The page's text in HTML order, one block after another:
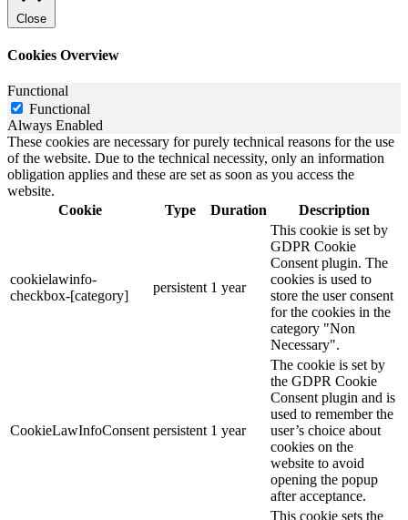
Close
Cookies Overview
Functional
Functional
Always Enabled
These cookies are necessary for purely technical reasons for the use
of the website. Due to the technical necessity, only an information
obligation applies and these are set as soon as you access the
website.
Cookie
Type Duration Description
cookielawinfo-
checkbox-[category]
persistent 1 year
This cookie is set by
GDPR Cookie
Consent plugin. The
cookies is used to
store the user consent
for the cookies in the
category "Non
Necessary".
CookieLawInfoConsent persistent 1 year
The cookie is set by
the GDPR Cookie
Consent plugin and is
used to remember the
user’s choice about
cookies on the
website to avoid
opening the popup
after acceptance.
This cookie sets the